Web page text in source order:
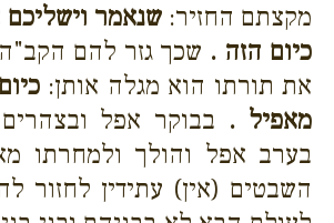
מקצתם החזיר:שנאמר
כיום הזה . שכך גזר להם הקב"ה
את תורתו הוא מגלה אותן:
מאפיל . בבוקר אפל
בערב אפל והולך ולמחרתו
השבטים (אין) עתידין לחזור